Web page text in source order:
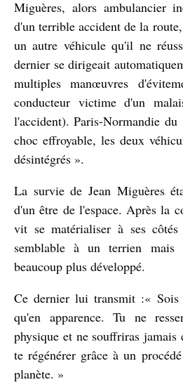
Miguères, alors ambulancier
d'un terrible accident de la
un autre véhicule qu'il ne
dernier se dirigeait
multiples manœuvres
conducteur victime d'un
l'accident). Paris-Normandie
choc effroyable, les deux
désintégrés ».
La survie de Jean Miguères
d'un être de l'espace. Après la
vit se matérialiser à ses côtés
semblable à un terrien mais
beaucoup plus développé.
Ce dernier lui transmit :« Sois
qu'en apparence. Tu ne
physique et ne souffriras jamais
te régénérer grâce à un
planète. »